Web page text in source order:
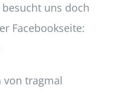
uns doch
Facebookseite:
von tragmal